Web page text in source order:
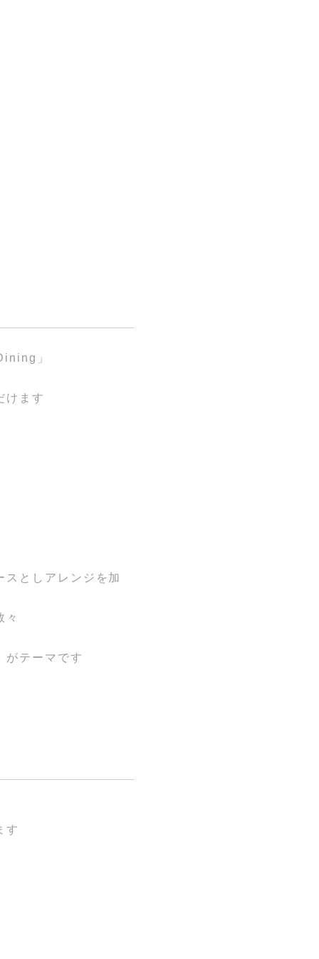
」
けます
スとしアレンジを加
々
がテーマです
す